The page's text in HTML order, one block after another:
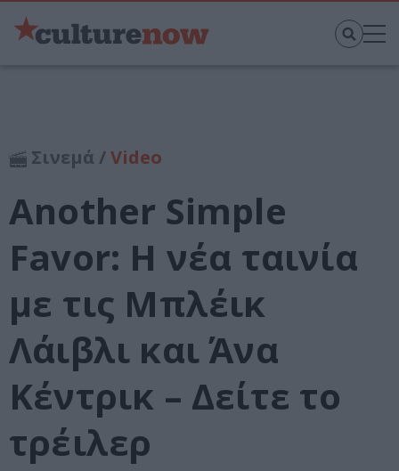
Σινεμά /Video
Another Simple
Favor: Η νέα ταινία
με τις Μπλέικ
Λάιβλι και Άνα
Κέντρικ – Δείτε το
τρέιλερ